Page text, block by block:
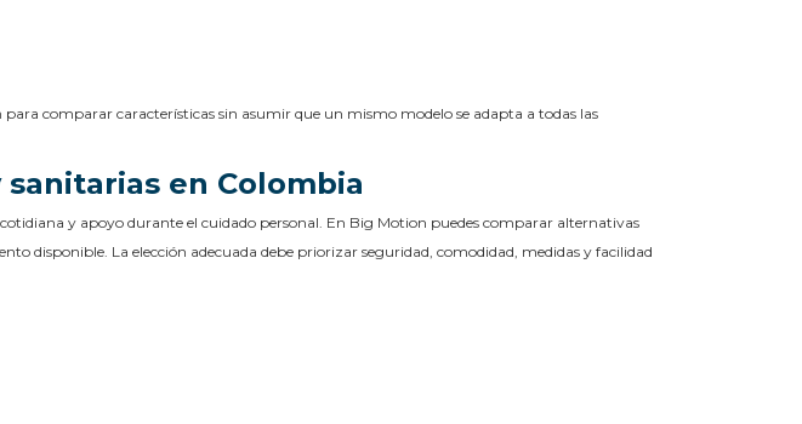
comparar características sin asumir que un mismo modelo se adapta a todas las
en Colombia
y apoyo durante el cuidado personal. En Big Motion puedes comparar alternativas
disponible. La elección adecuada debe priorizar seguridad, comodidad, medidas y facilidad